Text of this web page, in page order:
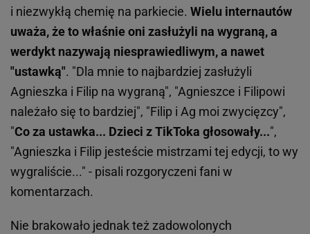
i niezwykłą chemię na parkiecie. Wielu internautów
uważa, że to właśnie oni zasłużyli na wygraną, a
werdykt nazywają niesprawiedliwym, a nawet
"ustawką". "Dla mnie to najbardziej zasłużyli
Agnieszka i Filip na wygraną", "Agnieszce i Filipowi
należało się to bardziej", "Filip i Ag moi zwycięzcy",
"Co za ustawka... Dzieci z TikToka głosowały...",
"Agnieszka i Filip jesteście mistrzami tej edycji, to wy
wygraliście..." - pisali rozgoryczeni fani w
komentarzach.
Nie brakowało jednak też zadowolonych